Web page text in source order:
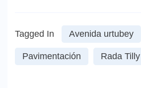
Tagged In Avenida urtubey
Pavimentación Rada Tilly